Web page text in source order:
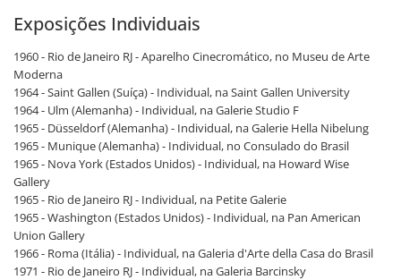
Exposições Individuais
1960 - Rio de Janeiro RJ - Aparelho Cinecromático, no Museu de Arte
Moderna
1964 - Saint Gallen (Suíça) - Individual, na Saint Gallen University
1964 - Ulm (Alemanha) - Individual, na Galerie Studio F
1965 - Düsseldorf (Alemanha) - Individual, na Galerie Hella Nibelung
1965 - Munique (Alemanha) - Individual, no Consulado do Brasil
1965 - Nova York (Estados Unidos) - Individual, na Howard Wise
Gallery
1965 - Rio de Janeiro RJ - Individual, na Petite Galerie
1965 - Washington (Estados Unidos) - Individual, na Pan American
Union Gallery
1966 - Roma (Itália) - Individual, na Galeria d'Arte della Casa do Brasil
1971 - Rio de Janeiro RJ - Individual, na Galeria Barcinsky